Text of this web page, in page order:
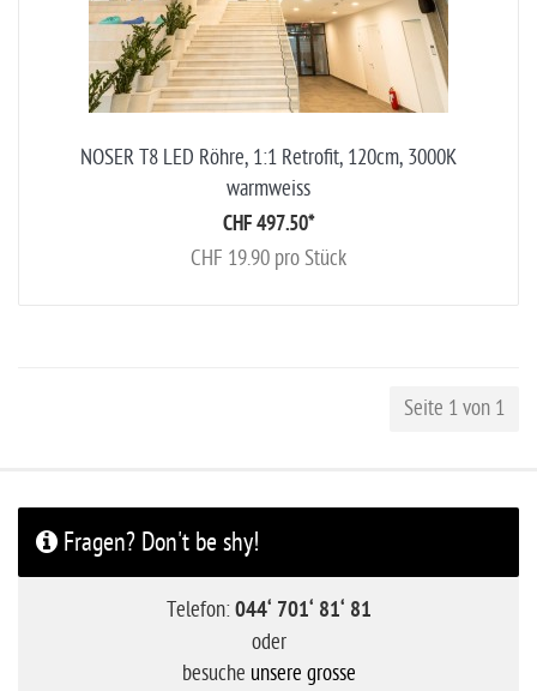
NOSER T8 LED Röhre, 1:1 Retrofit, 120cm, 3000K
warmweiss
CHF 497.50*
CHF 19.90 pro Stück
Seite 1 von 1
Fragen? Don't be shy!
Telefon:044‘ 701‘ 81‘ 81
oder
besuche unsere grosse